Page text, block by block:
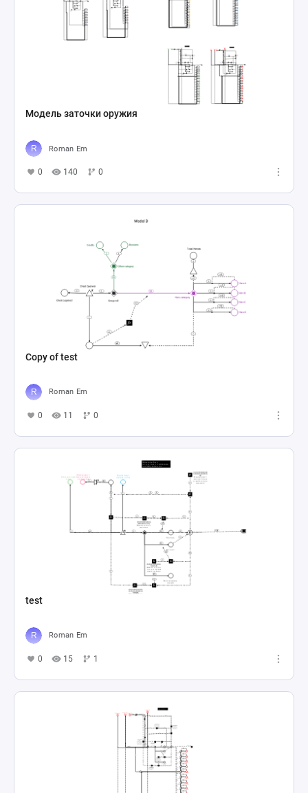
Модель заточки оружия
Roman Em
0 140 0
Copy of test
Roman Em
0 11 0
test
Roman Em
0 15 1